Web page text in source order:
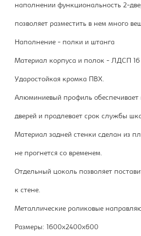
наполнении функциональность 2-
позволяет разместить в нем много
Наполнение - полки и штанга
Материал корпуса и полок - ЛДСП
Ударостойкая кромка ПВХ.
Алюминиевый профиль обеспечивает
дверей и продлевает срок службы
Материал задней стенки сделан из
не прогнется со временем.
Отдельный цоколь позволяет
к стене.
Металлические роликовые
Размеры: 1600х2400х600